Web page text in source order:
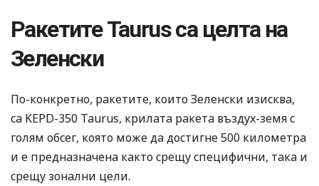
Ракетите Taurus са целта на
Зеленски
По-конкретно, ракетите, които Зеленски изисква,
са KEPD-350 Taurus, крилата ракета въздух-земя с
голям обсег, която може да достигне 500 километра
и е предназначена както срещу специфични, така и
срещу зонални цели.